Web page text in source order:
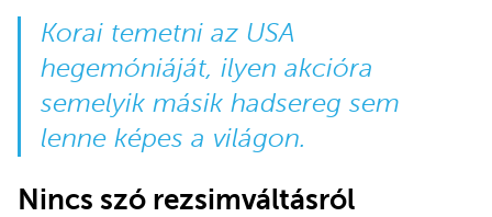
Korai temetni az USA
hegemóniáját, ilyen akcióra
semelyik másik hadsereg sem
lenne képes a világon.
Nincs szó rezsimváltásról